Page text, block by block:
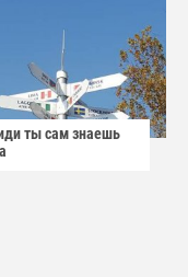
ты сам знаешь